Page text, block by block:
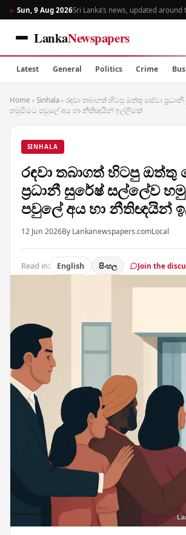
Sun, 9 Aug 2026Sri Lanka’s news, updated around
LankaNewspapers
Latest General Politics Crime
Home › Sinhala › රඳවා තබාගත් හිටපු ඔත්තු සේවා
හමුවීමට පවුලේ අය හා නීතිඥයින් ඉල්ලීමක්
SINHALA
රඳවා තබාගත් හිටපු ඔත්තු
ප්‍රධානී සුරේෂ් සල්ලේව
පවුලේ අය හා නීතිඥයින්
12 Jun 2026By Lankanewspapers.comLocal
Read in: English සිංහල Join the